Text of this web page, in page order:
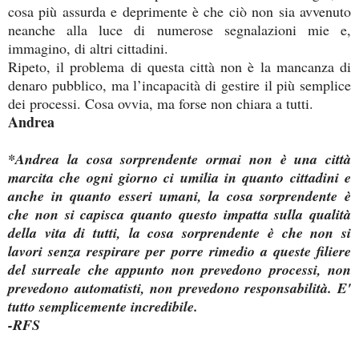
cosa più assurda e deprimente è che ciò non sia avvenuto
neanche alla luce di numerose segnalazioni mie e,
immagino, di altri cittadini.
Ripeto, il problema di questa città non è la mancanza di
denaro pubblico, ma l’incapacità di gestire il più semplice
dei processi. Cosa ovvia, ma forse non chiara a tutti.
Andrea
*Andrea la cosa sorprendente ormai non è una città
marcita che ogni giorno ci umilia in quanto cittadini e
anche in quanto esseri umani, la cosa sorprendente è
che non si capisca quanto questo impatta sulla qualità
della vita di tutti, la cosa sorprendente è che non si
lavori senza respirare per porre rimedio a queste filiere
del surreale che appunto non prevedono processi, non
prevedono automatisti, non prevedono responsabilità. E'
tutto semplicemente incredibile.
-RFS